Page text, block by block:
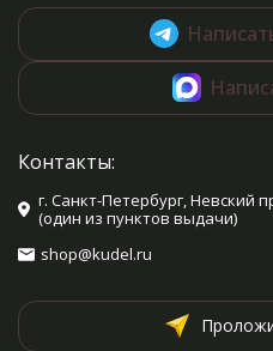
Контакты:
г. Санкт-Петербург, Невский
(один из пунктов выдачи)
shop@kudel.ru